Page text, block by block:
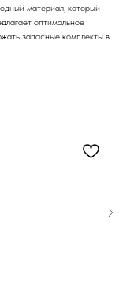
материал, который
оптимальное
запасные комплекты в